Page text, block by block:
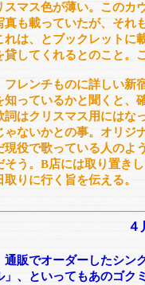
スマス色が薄い。このカ
真も載っていたが、それ
れは、とブックレットに
貸してくれるとのこと。
フレンチものに詳しい新
知っているかと聞くと、
詞はクリスマス用にはな
ゃないかとの事。オリジ
現役で歌っている人のよ
そう。B店には取り置き
取りに行く旨を伝える。
４
通販でオーダーしたシン
」、といってもあのゴク